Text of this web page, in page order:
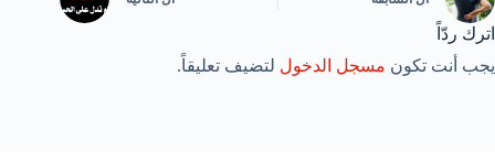
اترك ردّاً
يجب أنت تكون مسجل الدخول لتضيف تعليقاً.